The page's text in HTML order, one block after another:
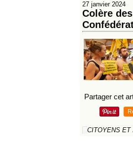
27 janvier 2024
Colère
Partager cet
CITOYENS ET